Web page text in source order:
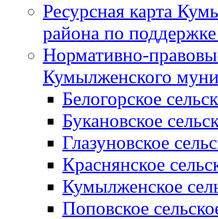
Ресурсная карта
района по
Нормативно-
Кумылженского
Белогорское
Букановское
Глазуновское
Краснянское
Кумылженское
Поповское